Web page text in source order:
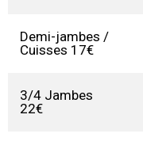
Demi-jambes /
Cuisses 17€
3/4 Jambes
22€